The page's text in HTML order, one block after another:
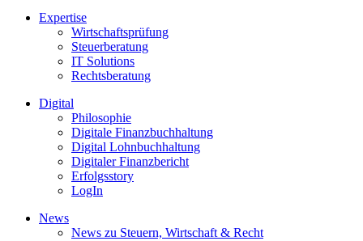
Expertise
Wirtschaftsprüfung
Steuerberatung
IT Solutions
Rechtsberatung
Digital
Philosophie
Digitale Finanzbuchhaltung
Digital Lohnbuchhaltung
Digitaler Finanzbericht
Erfolgsstory
LogIn
News
News zu Steuern, Wirtschaft & Recht